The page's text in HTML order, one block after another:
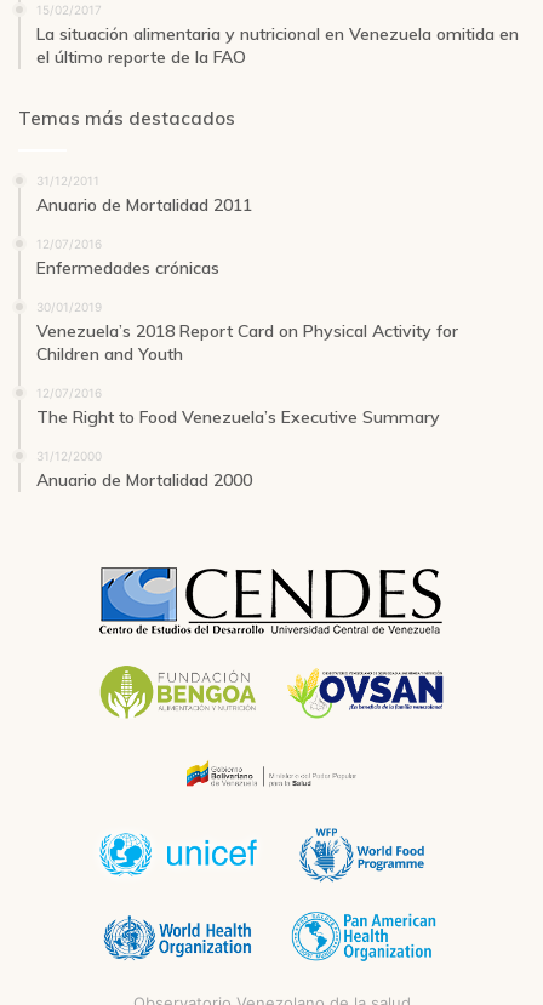
15/02/2017
La situación alimentaria y nutricional en Venezuela omitida en
el último reporte de la FAO
Temas más destacados
31/12/2011
Anuario de Mortalidad 2011
12/07/2016
Enfermedades crónicas
30/01/2019
Venezuela’s 2018 Report Card on Physical Activity for
Children and Youth
12/07/2016
The Right to Food Venezuela’s Executive Summary
31/12/2000
Anuario de Mortalidad 2000